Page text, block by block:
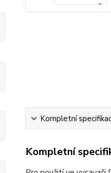
Kompletní
Kompletní